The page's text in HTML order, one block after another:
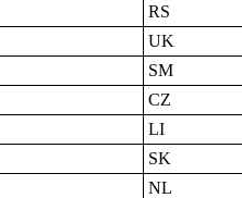
RS
UK
SM
CZ
LI
SK
NL